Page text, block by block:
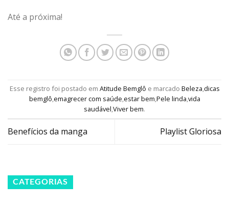
Até a próxima!
Esse registro foi postado em Atitude Bemglô e marcado Beleza,dicas
bemglô,emagrecer com saúde,estar bem,Pele linda,vida
saudável,Viver bem.
Benefícios da manga Playlist Gloriosa
CATEGORIAS